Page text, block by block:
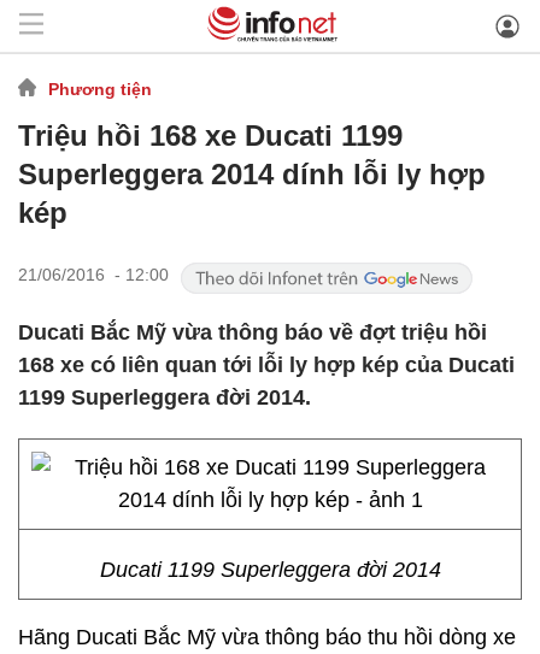
Phương tiện
Triệu hồi 168 xe Ducati 1199
Superleggera 2014 dính lỗi ly hợp
kép
21/06/2016 - 12:00
Ducati Bắc Mỹ vừa thông báo về đợt triệu hồi
168 xe có liên quan tới lỗi ly hợp kép của Ducati
1199 Superleggera đời 2014.
Ducati 1199 Superleggera đời 2014
Hãng Ducati Bắc Mỹ vừa thông báo thu hồi dòng xe